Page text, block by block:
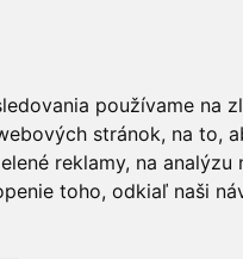
používame na
stránok, na to,
reklamy, na analýzu
toho, odkiaľ naši